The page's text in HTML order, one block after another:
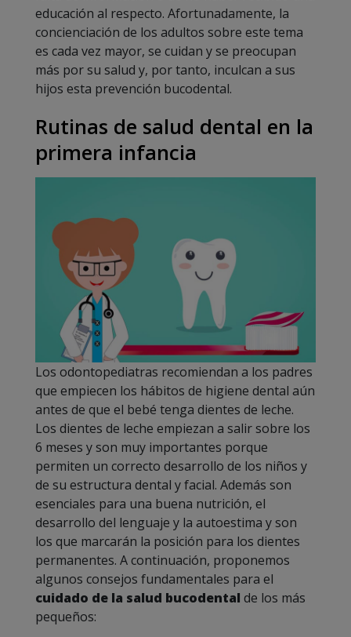
educación al respecto. Afortunadamente, la
concienciación de los adultos sobre este tema
es cada vez mayor, se cuidan y se preocupan
más por su salud y, por tanto, inculcan a sus
hijos esta prevención bucodental.
Rutinas de salud dental en la
primera infancia
Los odontopediatras recomiendan a los padres
que empiecen los hábitos de higiene dental aún
antes de que el bebé tenga dientes de leche.
Los dientes de leche empiezan a salir sobre los
6 meses y son muy importantes porque
permiten un correcto desarrollo de los niños y
de su estructura dental y facial. Además son
esenciales para una buena nutrición, el
desarrollo del lenguaje y la autoestima y son
los que marcarán la posición para los dientes
permanentes. A continuación, proponemos
algunos consejos fundamentales para el
cuidado de la salud bucodental de los más
pequeños: